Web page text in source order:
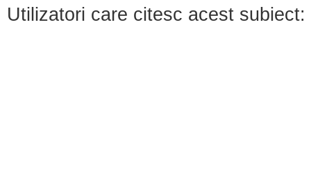
Utilizatori care citesc acest